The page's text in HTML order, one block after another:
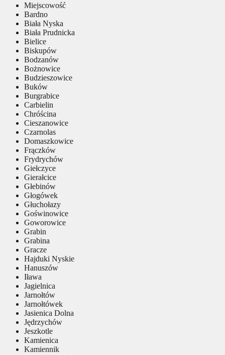
Miejscowość
Bardno
Biała Nyska
Biała Prudnicka
Bielice
Biskupów
Bodzanów
Bożnowice
Budzieszowice
Buków
Burgrabice
Carbielin
Chróścina
Cieszanowice
Czarnolas
Domaszkowice
Frączków
Frydrychów
Giełczyce
Gierałcice
Głebinów
Głogówek
Głuchołazy
Goświnowice
Goworowice
Grabin
Grabina
Gracze
Hajduki Nyskie
Hanuszów
Iława
Jagielnica
Jarnołtów
Jarnołtówek
Jasienica Dolna
Jędrzychów
Jeszkotle
Kamienica
Kamiennik